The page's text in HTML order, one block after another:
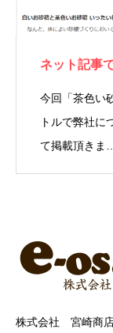
ネット記事
今回「茶色い
トルで弊社に
て掲載頂きま…
株式会社 宮崎商